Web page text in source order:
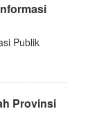
Publik
Provinsi